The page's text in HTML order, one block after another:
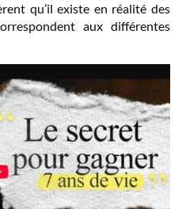
qu’il existe en réalité des
aux différentes